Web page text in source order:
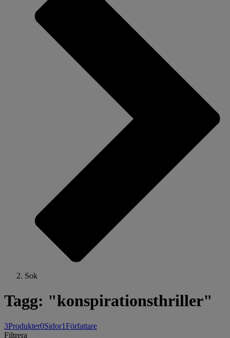
Sok
Tagg: "konspirationsthriller"
3Produkter0Sidor1Författare
Filtrera